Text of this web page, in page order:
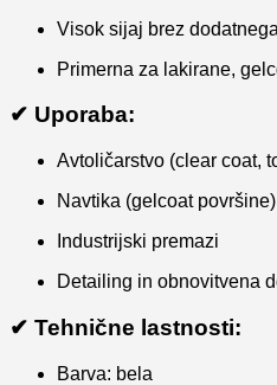
Visok sijaj brez
Primerna za lakirane,
✔ Uporaba:
Avtoličarstvo (clear coat,
Navtika (gelcoat površine)
Industrijski premazi
Detailing in obnovitvena
✔ Tehnične lastnosti:
Barva: bela